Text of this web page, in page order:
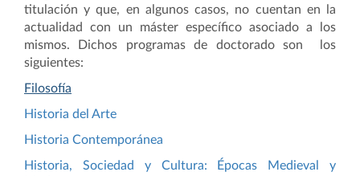
titulación y que, en algunos casos, no cuentan en la
actualidad con un máster específico asociado a los
mismos. Dichos programas de doctorado son los
siguientes:
Filosofía
Historia del Arte
Historia Contemporánea
Historia, Sociedad y Cultura: Épocas Medieval y